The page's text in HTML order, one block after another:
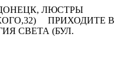
ЛЮСТРЫ
ПРИХОДИТЕ В
СВЕТА (БУЛ.